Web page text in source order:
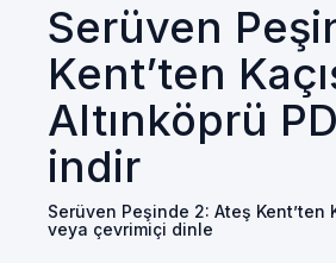
Serüven
Kent’ten
Altınköprü
indir
Serüven Peşinde 2: Ateş Kent’ten
veya çevrimiçi dinle